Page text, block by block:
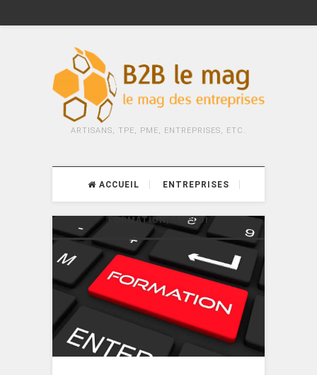
ARTISANS, TPE, PME, ENTREPRISES, ETC.
ACCUEIL ENTREPRISES
FORMATION, EMPLOI